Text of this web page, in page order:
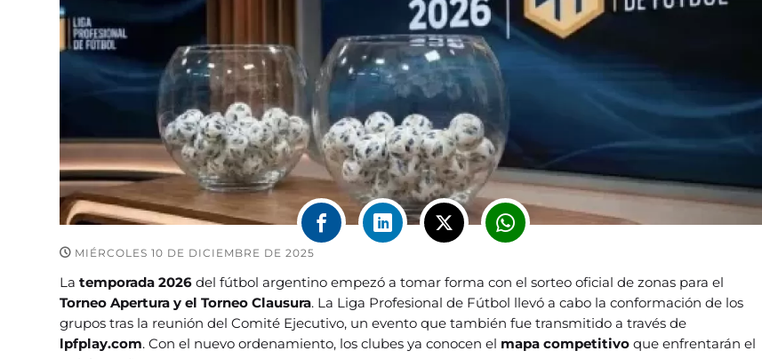
MIÉRCOLES 10 DE DICIEMBRE DE 2025
La temporada 2026del fútbol argentino empezó a tomar forma con el sorteo oficial de zonas para el
Torneo Apertura y el Torneo Clausura. La Liga Profesional de Fútbol llevó a cabo la conformación de los
grupos tras la reunión del Comité Ejecutivo, un evento que también fue transmitido a través de
lpfplay.com. Con el nuevo ordenamiento, los clubes ya conocen el mapa competitivo que enfrentarán el